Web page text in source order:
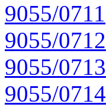
9055/0711
9055/0712
9055/0713
9055/0714